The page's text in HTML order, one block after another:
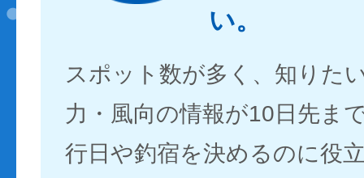
い。
スポット数が多く、知りた
力・風向の情報が10日先ま
行日や釣宿を決めるのに役